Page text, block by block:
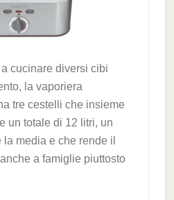
cucinare diversi cibi
la vaporiera
tre cestelli che insieme
un totale di 12 litri, un
media e che rende il
a famiglie piuttosto